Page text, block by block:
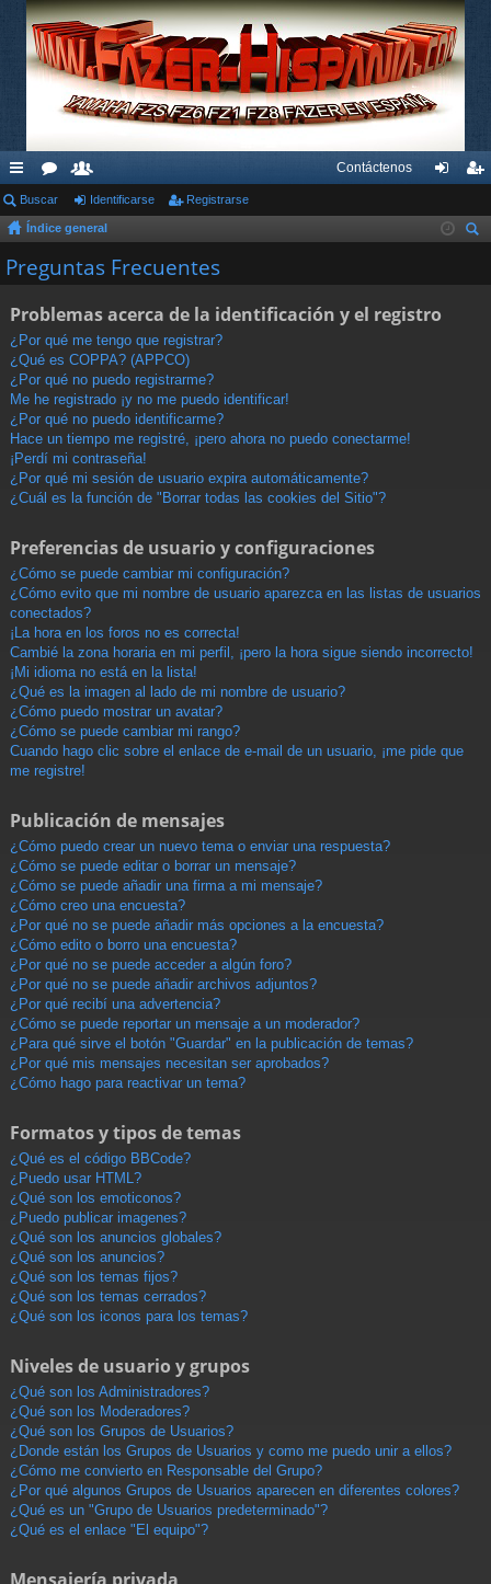
nl
ac
es
do
s
or
os
su
ari
os
Contáctenos
nti ist
Buscar Identificarse Registrarse
Índice general
Preguntas Frecuentes
Problemas acerca de la identificación y el registro
¿Por qué me tengo que registrar?
¿Qué es COPPA? (APPCO)
¿Por qué no puedo registrarme?
Me he registrado ¡y no me puedo identificar!
¿Por qué no puedo identificarme?
Hace un tiempo me registré, ¡pero ahora no puedo conectarme!
¡Perdí mi contraseña!
¿Por qué mi sesión de usuario expira automáticamente?
¿Cuál es la función de "Borrar todas las cookies del Sitio"?
Preferencias de usuario y configuraciones
¿Cómo se puede cambiar mi configuración?
¿Cómo evito que mi nombre de usuario aparezca en las listas de usuarios
conectados?
¡La hora en los foros no es correcta!
Cambié la zona horaria en mi perfil, ¡pero la hora sigue siendo incorrecto!
¡Mi idioma no está en la lista!
¿Qué es la imagen al lado de mi nombre de usuario?
¿Cómo puedo mostrar un avatar?
¿Cómo se puede cambiar mi rango?
Cuando hago clic sobre el enlace de e-mail de un usuario, ¡me pide que
me registre!
Publicación de mensajes
¿Cómo puedo crear un nuevo tema o enviar una respuesta?
¿Cómo se puede editar o borrar un mensaje?
¿Cómo se puede añadir una firma a mi mensaje?
¿Cómo creo una encuesta?
¿Por qué no se puede añadir más opciones a la encuesta?
¿Cómo edito o borro una encuesta?
¿Por qué no se puede acceder a algún foro?
¿Por qué no se puede añadir archivos adjuntos?
¿Por qué recibí una advertencia?
¿Cómo se puede reportar un mensaje a un moderador?
¿Para qué sirve el botón "Guardar" en la publicación de temas?
¿Por qué mis mensajes necesitan ser aprobados?
¿Cómo hago para reactivar un tema?
Formatos y tipos de temas
¿Qué es el código BBCode?
¿Puedo usar HTML?
¿Qué son los emoticonos?
¿Puedo publicar imagenes?
¿Qué son los anuncios globales?
¿Qué son los anuncios?
¿Qué son los temas fijos?
¿Qué son los temas cerrados?
¿Qué son los iconos para los temas?
Niveles de usuario y grupos
¿Qué son los Administradores?
¿Qué son los Moderadores?
¿Qué son los Grupos de Usuarios?
¿Donde están los Grupos de Usuarios y como me puedo unir a ellos?
¿Cómo me convierto en Responsable del Grupo?
¿Por qué algunos Grupos de Usuarios aparecen en diferentes colores?
¿Qué es un "Grupo de Usuarios predeterminado"?
¿Qué es el enlace "El equipo"?